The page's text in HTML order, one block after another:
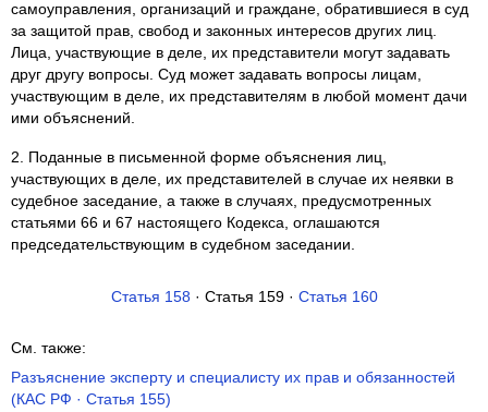
самоуправления, организаций и граждане, обратившиеся в суд
за защитой прав, свобод и законных интересов других лиц.
Лица, участвующие в деле, их представители могут задавать
друг другу вопросы. Суд может задавать вопросы лицам,
участвующим в деле, их представителям в любой момент дачи
ими объяснений.
2. Поданные в письменной форме объяснения лиц,
участвующих в деле, их представителей в случае их неявки в
судебное заседание, а также в случаях, предусмотренных
статьями 66 и 67 настоящего Кодекса, оглашаются
председательствующим в судебном заседании.
Статья 158 · Статья 159 · Статья 160
См. также:
Разъяснение эксперту и специалисту их прав и обязанностей
(КАС РФ · Статья 155)